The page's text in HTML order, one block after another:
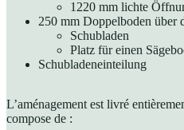
1220 mm lichte
250 mm Doppelboden über
Schubladen
Platz für einen
Schubladeneinteilung
L’aménagement est livré
compose de :